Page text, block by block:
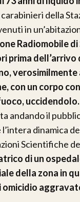
carabinieri della
in
Radiomobile
prima
con un corpo
uccidendolo.
andando il
dinamica
Scientifiche
di un
della zona in